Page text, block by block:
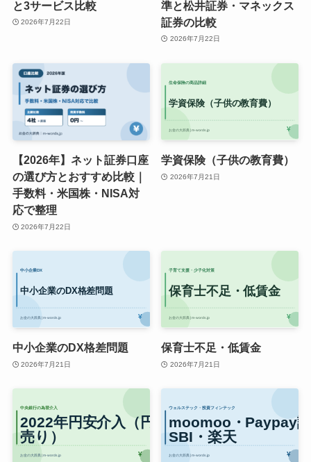
と3サービス比較
2026年7月22日
準と松井証券・マネックス
証券の比較
2026年7月22日
【2026年】ネット証券口座
の選び方とおすすめ比較｜
手数料・米国株・NISA対
応で整理
2026年7月22日
学資保険（子供の教育費）
2026年7月21日
中小企業のDX格差問題
2026年7月21日
保育士不足・低賃金
2026年7月21日